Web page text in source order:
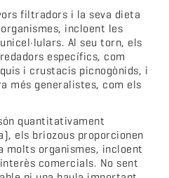
filtradors i la seva dieta
incloent les
Al seu torn, els
específics, com
i crustacis picnogònids, i
més generalistes, com els
quantitativament
els briozous proporcionen
molts organismes, incloent
comercials. No sent